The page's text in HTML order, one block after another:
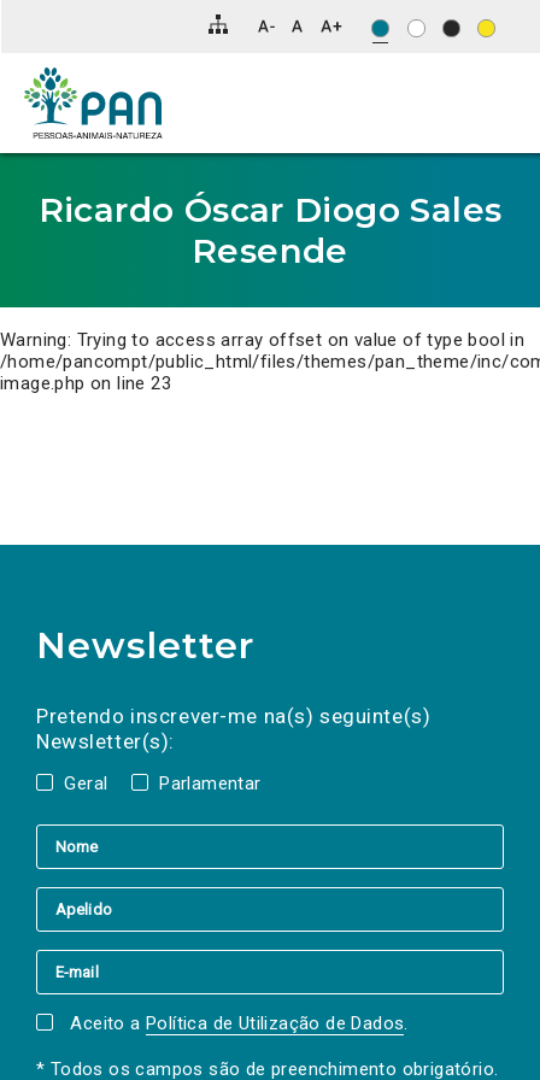
para
conteúdo
principal
da
Ricardo Óscar Diogo Sales
Resende
Warning: Trying to access array offset on value of type bool in
/home/pancompt/public_html/files/themes/pan_theme/inc/
image.php on line23
Newsletter
Pretendo inscrever-me na(s) seguinte(s)
Newsletter(s):
Geral Parlamentar
a(s) newsletter(s).
mail
Aceito a Política de Utilização de Dados.
* Todos os campos são de preenchimento obrigatório.